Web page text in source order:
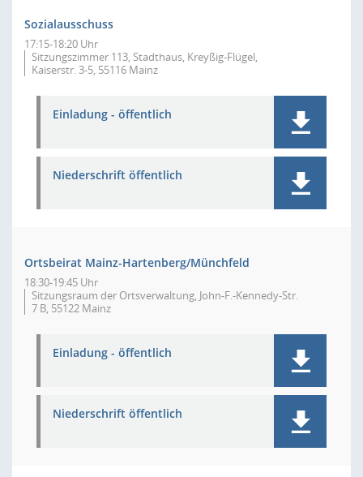
Sozialausschuss
17:15-18:20 Uhr
Sitzungszimmer 113, Stadthaus, Kreyßig-Flügel,
Kaiserstr. 3-5, 55116 Mainz
Einladung - öffentlich
Niederschrift öffentlich
Ortsbeirat Mainz-Hartenberg/Münchfeld
18:30-19:45 Uhr
Sitzungsraum der Ortsverwaltung, John-F.-Kennedy-Str.
7 B, 55122 Mainz
Einladung - öffentlich
Niederschrift öffentlich